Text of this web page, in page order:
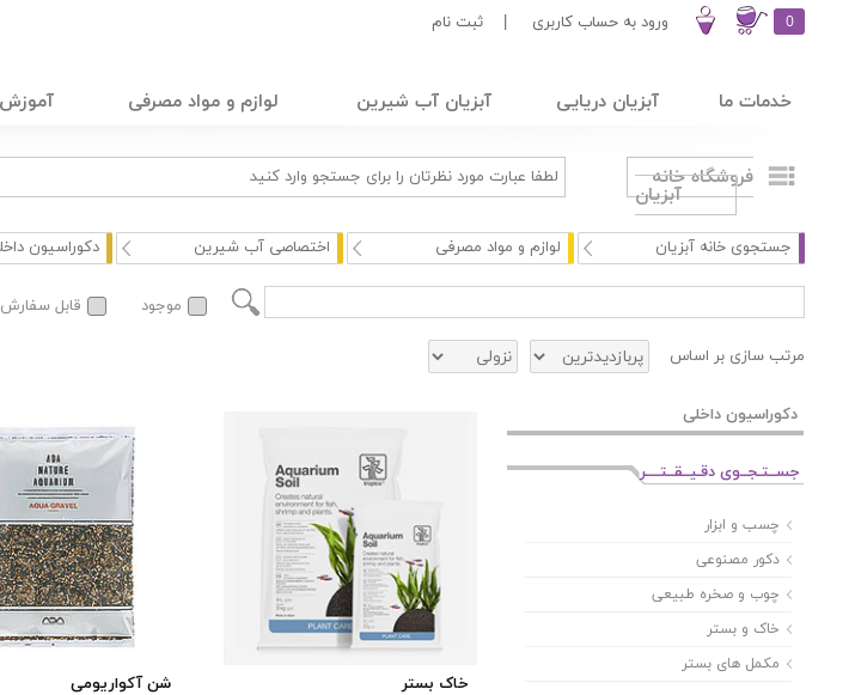
0 ورود به حساب کاربری ثبت نام
خدمات ما آبزیان دریایی آبزیان آب شیرین لوازم و مواد مصرفی آموزش
فروشگاه خانه
آبزیان
جستجوی خانه آبزیان لوازم و مواد مصرفی اختصاصی آب شیرین دکوراسیون
موجود قابل سفارش
مرتب سازی بر اساس
دکوراسیون داخلی
جســتـجــوی دقـیــقــتــــر
چسب و ابزار
دکور مصنوعی
چوب و صخره طبیعی
خاک و بستر
مکمل های بستر
خاک بستر
شن آکواریومی